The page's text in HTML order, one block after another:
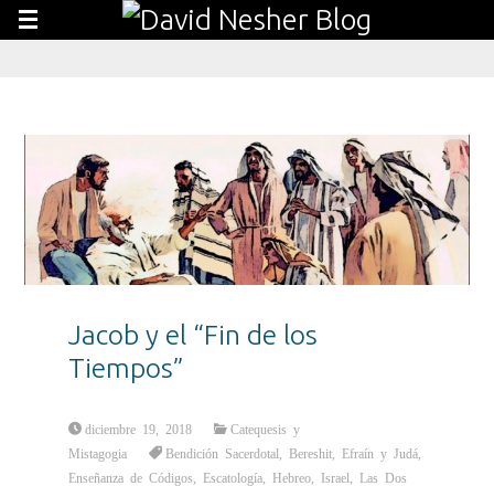
Jacob y el “Fin de los
Tiempos”
diciembre 19, 2018
Catequesis y
Mistagogia
Bendición Sacerdotal Bereshit Efraín y Judá
Enseñanza de Códigos
Escatología Hebreo Israel
Las Dos